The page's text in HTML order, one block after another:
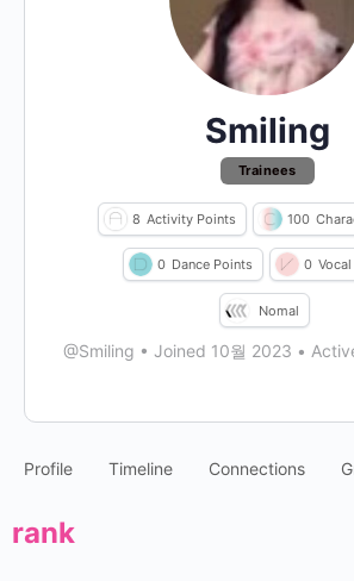
Smiling
Trainees
8 Activity Points 100
0 Dance Points 0
Nomal
@Smiling • Joined 10월 2023 •
Profile Timeline Connections
rank